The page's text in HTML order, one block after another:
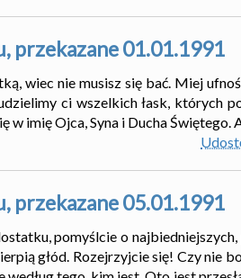
przekazane 01.01.1991
wiec nie musisz się bać. Miej
ci wszelkich łask, których
w imię Ojca, Syna i Ducha Świętego.
przekazane 05.01.1991
pomyślcie o
głód. Rozejrzyjcie się! Czy nie